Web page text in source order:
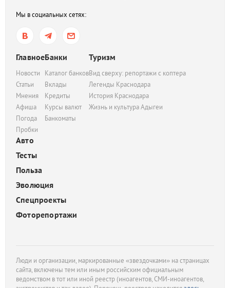
Мы в социальных сетях:
Главное
Новости
Статьи
Мнения
Афиша
Погода
Пробки
Банки
Каталог банков
Вклады
Кредиты
Курсы валют
Банкоматы
Туризм
Вид сверху: репортажи с коптера
Легенды Краснодара
История Краснодара
Жизнь и культура Адыгеи
Авто
Тесты
Польза
Эволюция
Спецпроекты
Фоторепортажи
Люди и организации, маркированные «звездочками» на страницах
сайта, включены тем или иным российским официальным
ведомством в тот или иной реестр (иноагентов, СМИ-иноагентов,